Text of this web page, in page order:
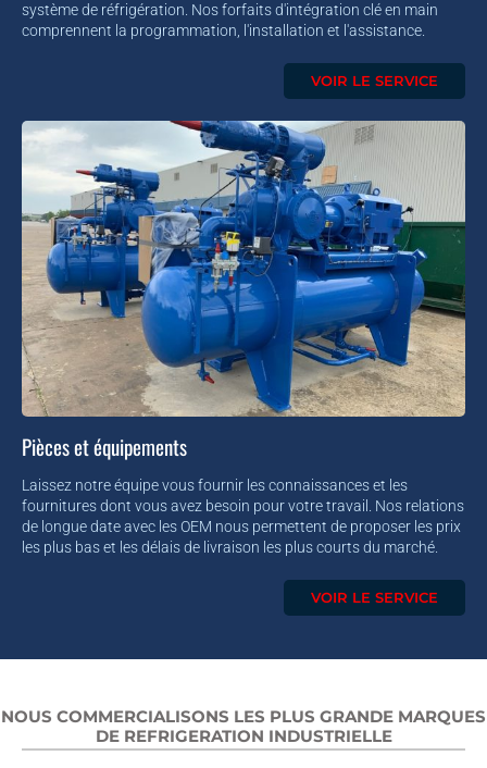
système de réfrigération. Nos forfaits d'intégration clé en main
comprennent la programmation, l'installation et l'assistance.
VOIR LE SERVICE
Pièces et équipements
Laissez notre équipe vous fournir les connaissances et les
fournitures dont vous avez besoin pour votre travail. Nos relations
de longue date avec les OEM nous permettent de proposer les prix
les plus bas et les délais de livraison les plus courts du marché.
VOIR LE SERVICE
NOUS COMMERCIALISONS LES PLUS GRANDE MARQUES
DE REFRIGERATION INDUSTRIELLE